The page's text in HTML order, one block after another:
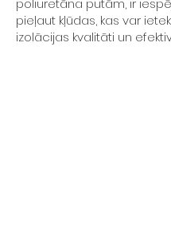
poliuretāna putām, ir
pieļaut kļūdas, kas var
izolācijas kvalitāti un